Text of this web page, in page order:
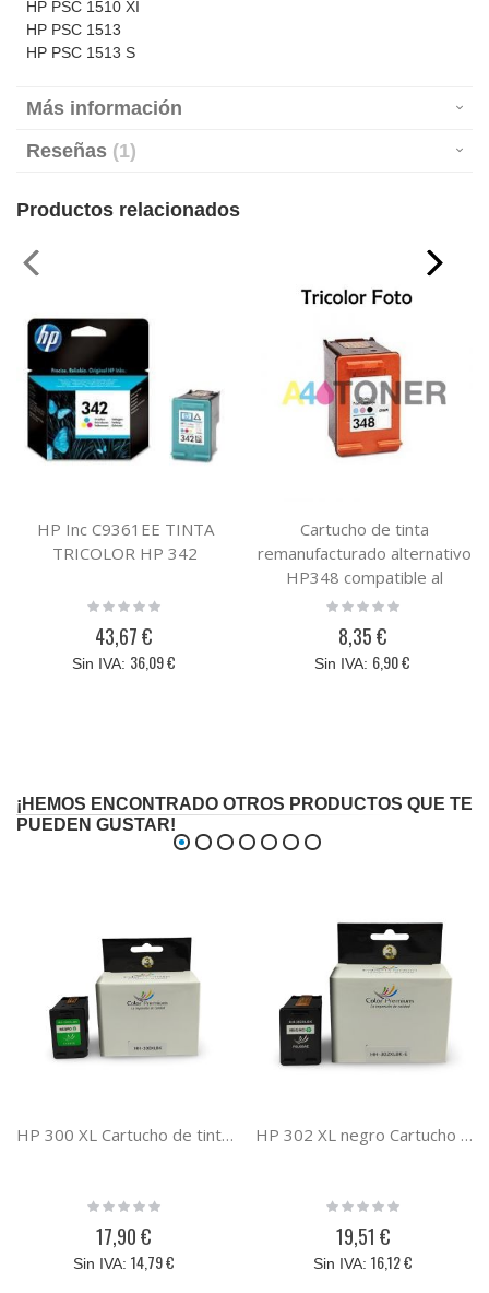
HP PSC 1510 XI
HP PSC 1513
HP PSC 1513 S
Más información
Reseñas 1
Productos relacionados
HP Inc C9361EE TINTA
TRICOLOR HP 342
Rating:
43,67 €
36,09 €
Cartucho de tinta
remanufacturado alternativo
HP348 compatible al
cartucho original HP
C9369EE ( Nº348 )
Rating:
8,35 €
6,90 €
¡HEMOS ENCONTRADO OTROS PRODUCTOS QUE TE
PUEDEN GUSTAR!
HP 300 XL Cartucho de tinta compatible
Rating:
17,90 €
14,79 €
HP 302 XL negro Cartucho tinta compatible F6U68AE
Rating:
19,51 €
16,12 €